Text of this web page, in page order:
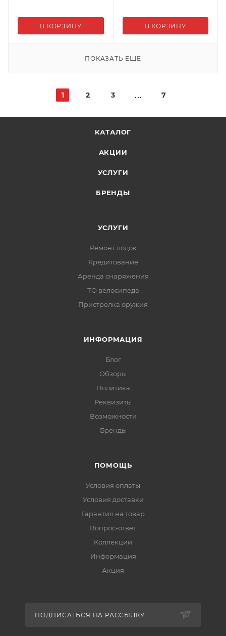
В КОРЗИНУ В КОРЗИНУ
ПОКАЗАТЬ ЕЩЕ
1 2 3 7
КАТАЛОГ
АКЦИИ
УСЛУГИ
БРЕНДЫ
УСЛУГИ
Ремонт лодок
Кредитование
Аренда снаряжения
ТО велосипеда
Пристрелка оружия
ИНФОРМАЦИЯ
Блог
Обзоры
Политика
Реквизиты
Возможности
Бренды
ПОМОЩЬ
Условия оплаты
Условия доставки
Гарантия на товар
Вопрос-ответ
Коллекции
Информация
Акция
ПОДПИСАТЬСЯ НА РАССЫЛКУ